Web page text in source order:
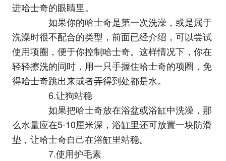
进哈士奇的眼睛里。
如果你的哈士奇是第一次洗澡，或是属于
洗澡时很不配合的类型，前面已经介绍，可以尝试
使用项圈，便于你控制哈士奇。这样情况下，你在
轻轻擦洗的同时，用一只手握住哈士奇的项圈，免
得哈士奇跳出来或者弄得到处都是水。
6.让狗站稳
如果把哈士奇放在浴盆或浴缸中洗澡，那
么水量应在5-10厘米深，浴缸里还可放置一块防滑
垫，让哈士奇自己在浴缸里站稳。
7.使用护毛素